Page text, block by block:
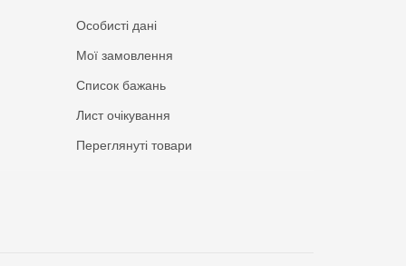
Особисті дані
Мої замовлення
Список бажань
Лист очікування
Переглянуті товари